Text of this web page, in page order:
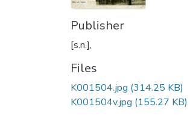
Publisher
[s.n.],
Files
K001504.jpg (314.25 KB)
K001504v.jpg (155.27 KB)